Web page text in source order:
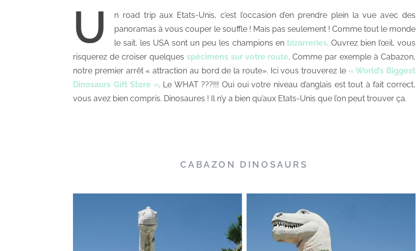
U
n road trip aux Etats-Unis, c’est l’occasion d’en prendre plein la vue avec des
panoramas à vous couper le souffle ! Mais pas seulement ! Comme tout le monde
le sait, les USA sont un peu les champions en bizarreries. Ouvrez bien l’œil, vous
risquerez de croiser quelques spécimens sur votre route. Comme par exemple à Cabazon,
notre premier arrêt « attraction au bord de la route». Ici vous trouverez le « World’s Biggest
Dinosaurs Gift Store ». Le WHAT ???!!! Oui oui votre niveau d’anglais est tout à fait correct,
vous avez bien compris. Dinosaures ! Il n’y a bien qu’aux Etats-Unis que l’on peut trouver ça.
CABAZON DINOSAURS